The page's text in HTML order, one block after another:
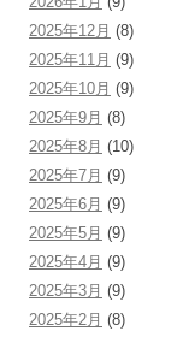
2025年12月 (8)
2025年11月 (9)
2025年10月 (9)
2025年9月 (8)
2025年8月 (10)
2025年7月 (9)
2025年6月 (9)
2025年5月 (9)
2025年4月 (9)
2025年3月 (9)
2025年2月 (8)